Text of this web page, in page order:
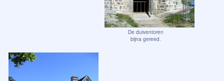
De duiventoren
bijna gereed.